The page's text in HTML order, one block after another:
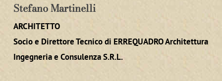
Stefano Martinelli
ARCHITETTO
Socio e Direttore Tecnico di ERREQUADRO Architettura
Ingegneria e Consulenza S.R.L.